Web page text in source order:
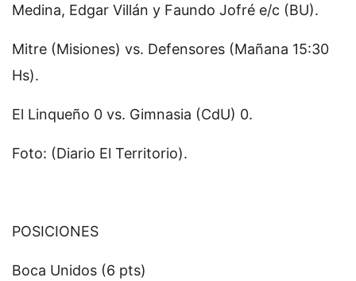
Medina, Edgar Villán y Faundo Jofré e/c (BU).
Mitre (Misiones) vs. Defensores (Mañana 15:30
Hs).
El Linqueño 0 vs. Gimnasia (CdU) 0.
Foto: (Diario El Territorio).
POSICIONES
Boca Unidos (6 pts)